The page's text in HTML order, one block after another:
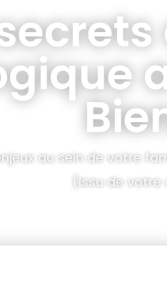
au sein de votre
(issu de